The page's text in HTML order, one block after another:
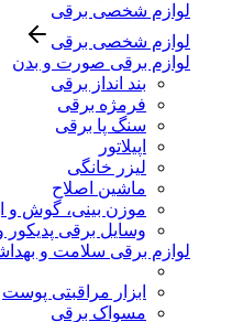
لوازم شخصی برقی
لوازم شخصی برقی
لوازم برقی صورت و بدن
بند انداز برقی
فرمژه برقی
سنگ پا برقی
اپیلاتور
لیزر خانگی
ماشین اصلاح
موزن بینی، گوش و
وسایل برقی پدیکور و
لوازم برقی سلامت و
ابزار مراقبتی پوست
مسواک برقی